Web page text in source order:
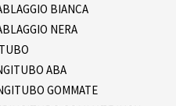
BIANCA
NERA
ABA
GOMMATE